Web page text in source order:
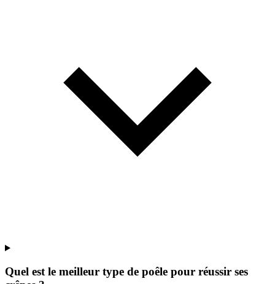
Quel est le meilleur type de poêle pour réussir ses